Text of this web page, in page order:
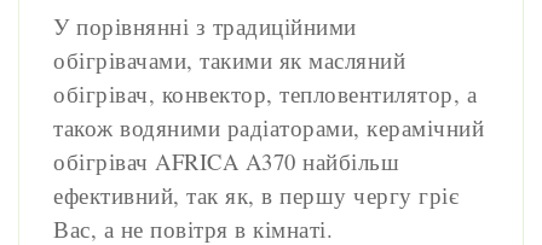
У порівнянні з традиційними
обігрівачами, такими як масляний
обігрівач, конвектор, тепловентилятор, а
також водяними радіаторами, керамічний
обігрівач AFRICA A370 найбільш
ефективний, так як, в першу чергу гріє
Вас, а не повітря в кімнаті.